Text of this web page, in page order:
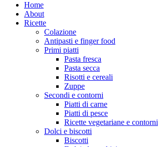
Home
About
Ricette
Colazione
Antipasti e finger food
Primi piatti
Pasta fresca
Pasta secca
Risotti e cereali
Zuppe
Secondi e contorni
Piatti di carne
Piatti di pesce
Ricette vegetariane e contorni
Dolci e biscotti
Biscotti